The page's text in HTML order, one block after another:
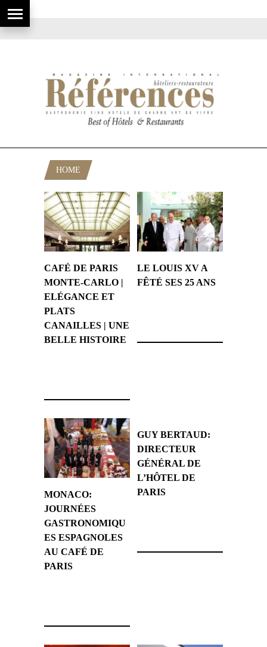
HOME
CAFÉ DE PARIS
MONTE-CARLO |
ELÉGANCE ET
PLATS
CANAILLES | UNE
BELLE HISTOIRE
LE LOUIS XV A
FÊTÉ SES 25 ANS
MONACO:
JOURNÉES
GASTRONOMIQU
ES ESPAGNOLES
AU CAFÉ DE
PARIS
GUY BERTAUD:
DIRECTEUR
GÉNÉRAL DE
L’HÔTEL DE
PARIS